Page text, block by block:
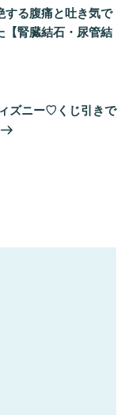
する腹痛と吐き気で
【腎臓結石・尿管結
ズニー♡くじ引きで